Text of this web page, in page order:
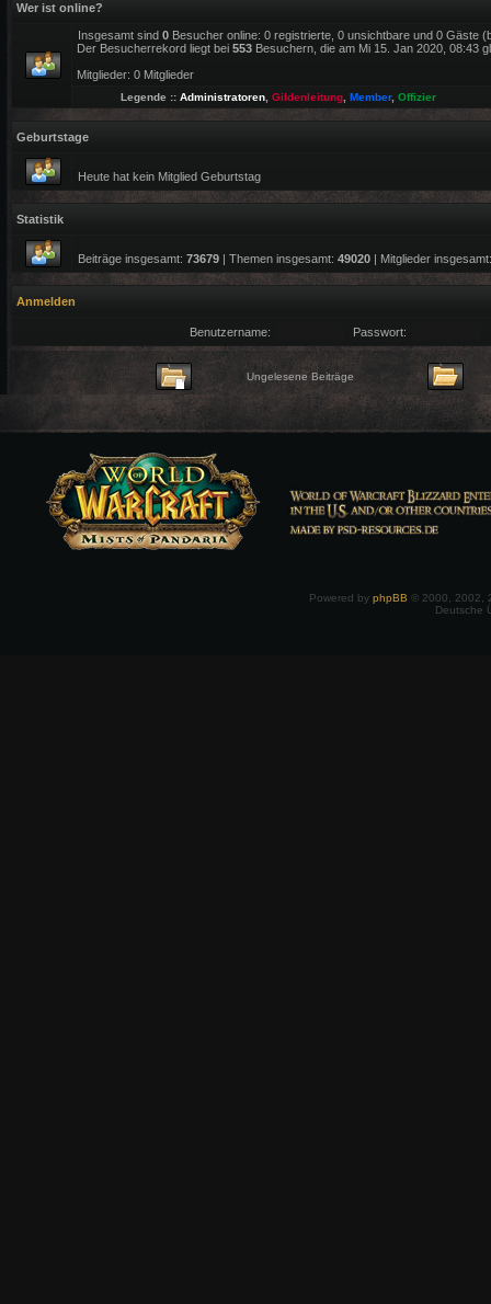
Wer ist online?
Insgesamt sind 0 Besucher online: 0 registrierte, 0 unsichtbare und 0 Gäste
Der Besucherrekord liegt bei 553 Besuchern, die am Mi 15. Jan 2020, 08:43
Mitglieder: 0 Mitglieder
Legende :: Administratoren Gildenleitung Member, Offizier
Geburtstage
Heute hat kein Mitglied Geburtstag
Statistik
Beiträge insgesamt: 73679 | Themen insgesamt: 49020 | Mitglieder
Anmelden
Benutzername: Passwort:
Ungelesene Beiträge
Powered by phpBB © 2000, 2002,
Deutsche